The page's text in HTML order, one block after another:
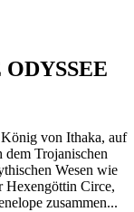
ODYSSEE
König von Ithaka, auf
dem Trojanischen
Wesen wie
Hexengöttin Circe,
zusammen...